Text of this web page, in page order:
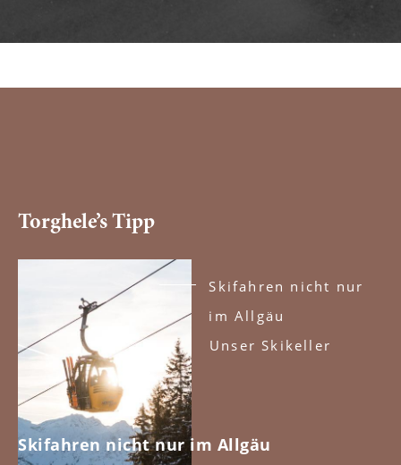
--
Torghele’s Tipp
Skifahren nicht nur
im Allgäu
Unser Skikeller
Skifahren nicht nur im Allgäu